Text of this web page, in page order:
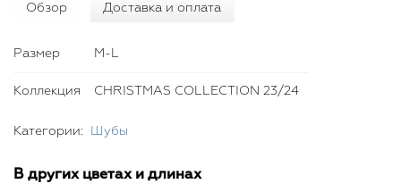
Обзор Доставка и оплата
Размер M-L
Коллекция CHRISTMAS COLLECTION 23/24
Категории: Шубы
В других цветах и длинах